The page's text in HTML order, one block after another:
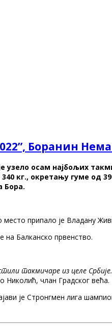
Боранин
узело осам најбољих
кг., окретању гуме од
Бора.
припало је Владану
Балканско првенство.
такмичаре из целе
Николић, члан Градског већа.
је Стронгмен лига